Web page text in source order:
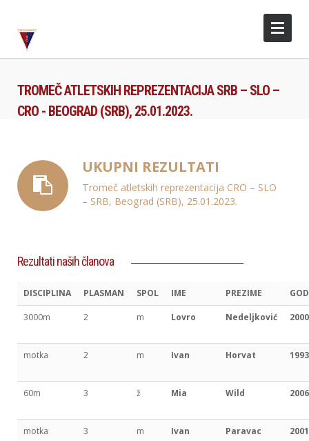
TROMEČ ATLETSKIH REPREZENTACIJA SRB – SLO –
CRO - BEOGRAD (SRB), 25.01.2023.
UKUPNI REZULTATI
Tromeč atletskih reprezentacija CRO – SLO
– SRB, Beograd (SRB), 25.01.2023.
Rezultati naših članova
DISCIPLINA PLASMAN SPOL IME PREZIME
3000m 2 m Lovro Nedeljković 2000
motka 2 m Ivan Horvat 1993
60m 3 ž Mia Wild 2006
motka 3 m Ivan Paravac 2001